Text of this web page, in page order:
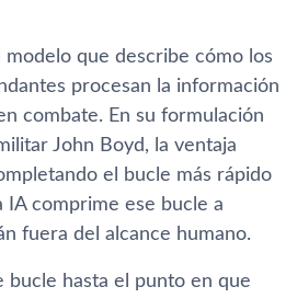
modelo que describe cómo los
procesan la información
combate. En su formulación
John Boyd, la ventaja
el bucle más rápido
IA comprime ese bucle a
fuera del alcance humano.
bucle hasta el punto en que